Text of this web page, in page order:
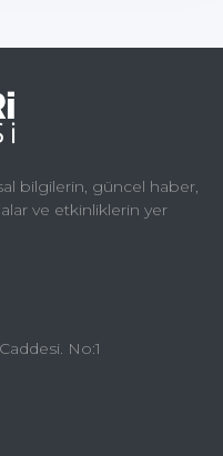
bilgilerin, güncel haber,
ve etkinliklerin yer
No:1